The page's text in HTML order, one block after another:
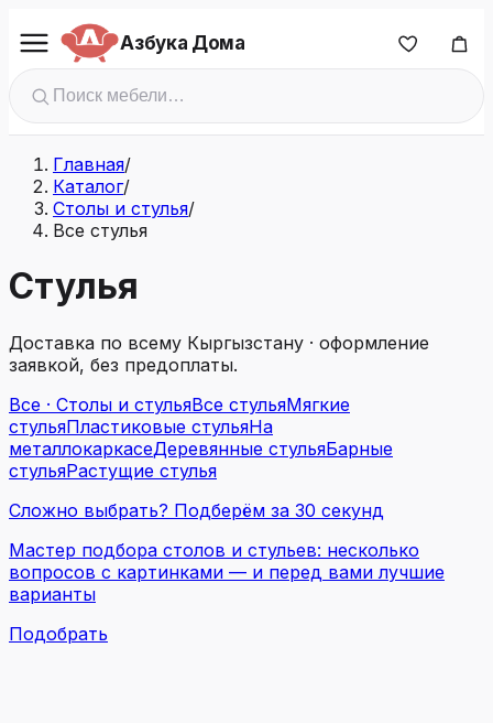
Азбука Дома
Главная/
Каталог/
Столы и стулья/
Все стулья
Стулья
Доставка по всему Кыргызстану · оформление
заявкой, без предоплаты.
Все · Столы и стульяВсе стульяМягкие
стульяПластиковые стульяНа
металлокаркасеДеревянные стульяБарные
стульяРастущие стулья
Сложно выбрать? Подберём за 30 секунд
Мастер подбора столов и стульев: несколько
вопросов с картинками — и перед вами лучшие
варианты
Подобрать